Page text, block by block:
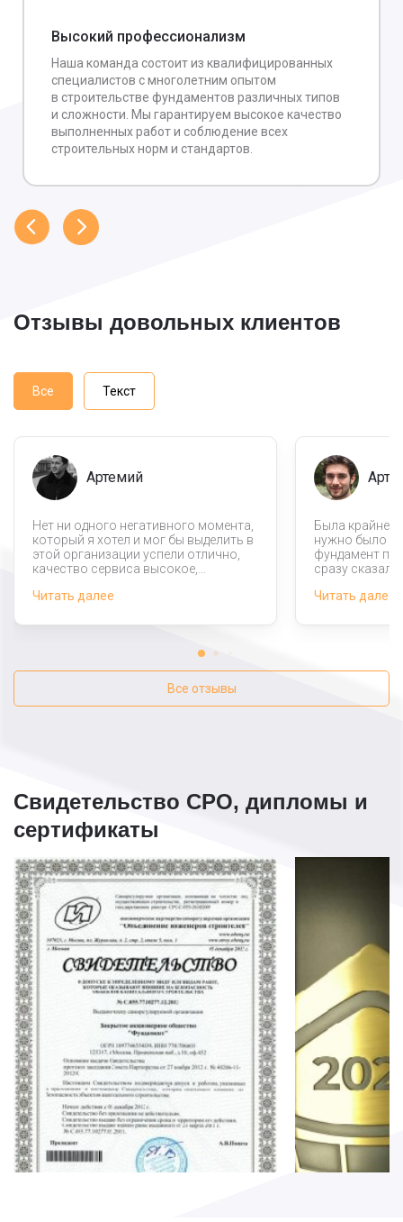
Высокий профессионализм
Наша команда состоит из квалифицированных
специалистов с многолетним опытом
в строительстве фундаментов различных типов
и сложности. Мы гарантируем высокое качество
выполненных работ и соблюдение всех
строительных норм и стандартов.
Отзывы довольных клиентов
Все Текст
Артемий
Нет ни одного негативного момента,
который я хотел и мог бы выделить в
этой организации успели отлично,
качество сервиса высокое,
самостоятельно, все материалы
консультантам, которые нам
Читать далее
Была крайне
нужно было
фундамент
сразу
нужной
данную
Читать далее
Все отзывы
Свидетельство СРО, дипломы и
сертификаты